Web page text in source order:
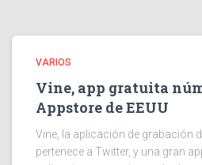
VARIOS
Vine, app gratuita
Appstore de EEUU
Vine, la aplicación de grabación
pertenece a Twitter, y una gran